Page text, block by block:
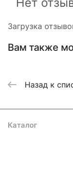
Загрузка
Вам также
Назад к
Каталог